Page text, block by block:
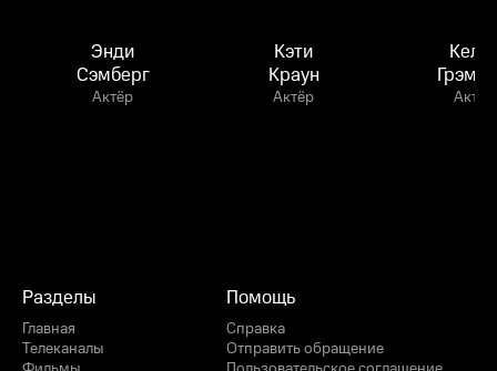
Энди
Сэмберг
Актёр
Кэти
Краун
Актёр Актёр
Разделы
Главная
Телеканалы
Помощь
Справка
Отправить обращение